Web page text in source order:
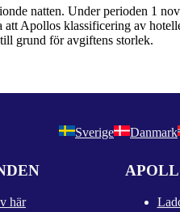
natten. Under perioden 1
att Apollos klassificering av
grund för avgiftens storlek.
Sverige Danmark
här